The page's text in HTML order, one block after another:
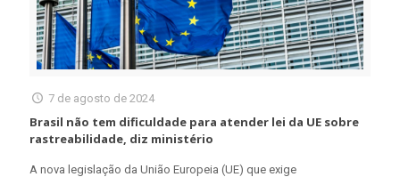
7 de agosto de 2024
Brasil não tem dificuldade para atender lei da UE sobre
rastreabilidade, diz ministério
A nova legislação da União Europeia (UE) que exige